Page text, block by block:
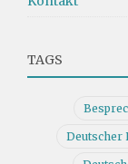
TAGS
Deutscher